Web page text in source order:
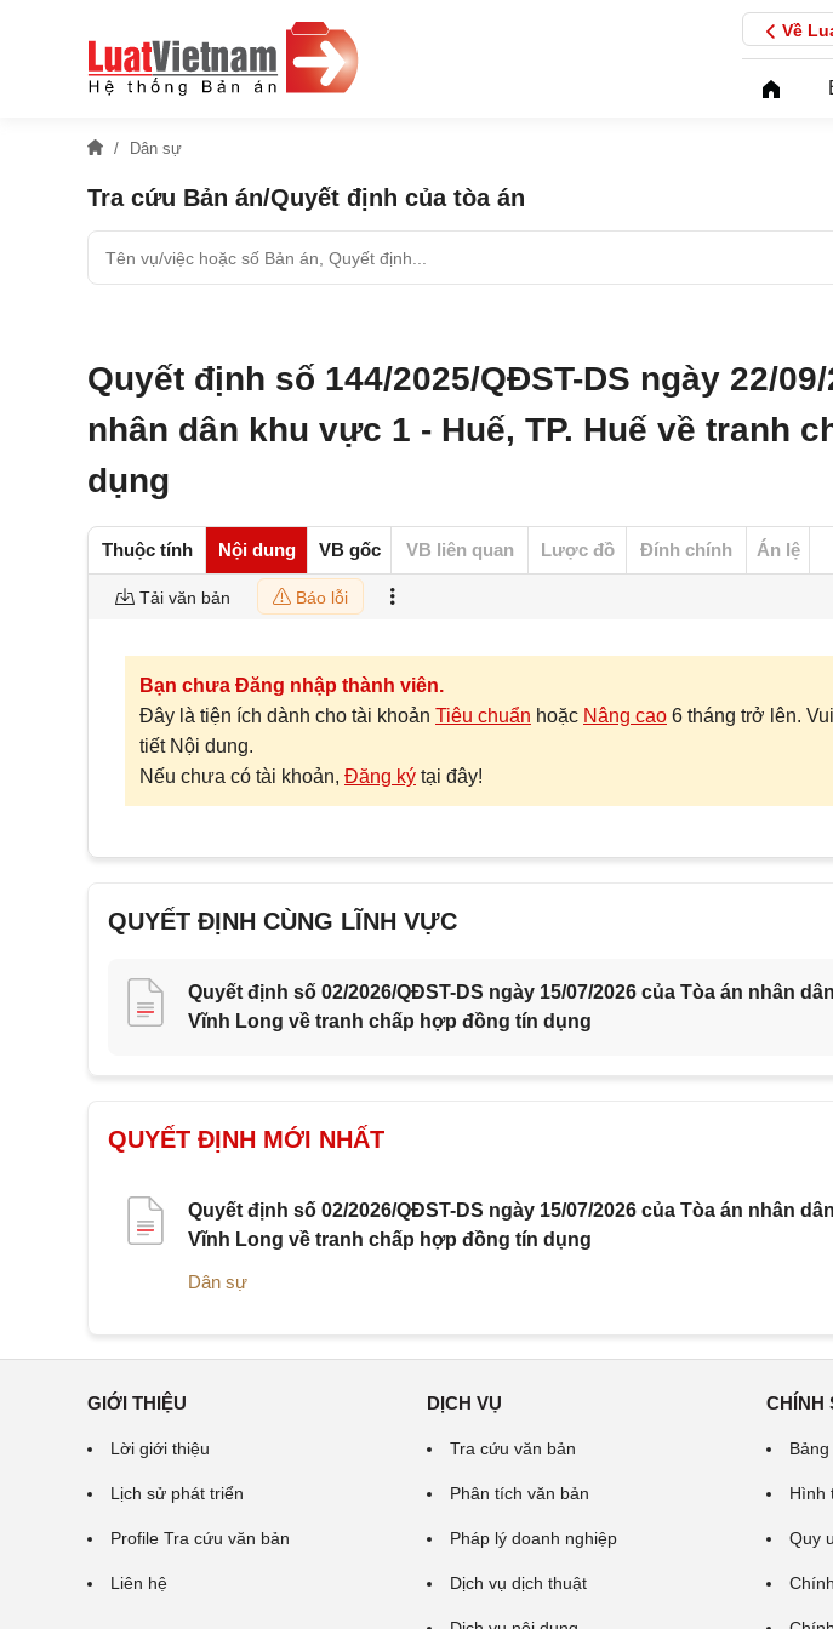
Về
Dân sự
Tra cứu Bản án/Quyết định của tòa án
Quyết định số 144/2025/QĐST-DS ngày 22/
nhân dân khu vực 1 - Huế, TP. Huế về tranh
dụng
Thuộc tính Nội dung VB gốc VB liên quan Lược đồ Đính chính Án lệ
Tải văn bản Báo lỗi
Bạn chưa Đăng nhập thành viên.
Đây là tiện ích dành cho tài khoản Tiêu chuẩn hoặc Nâng cao 6 tháng trở lên.
tiết Nội dung.
Nếu chưa có tài khoản, Đăng ký tại đây!
QUYẾT ĐỊNH CÙNG LĨNH VỰC
Quyết định số 02/2026/QĐST-DS ngày 15/07/2026 của Tòa án nhân
Vĩnh Long về tranh chấp hợp đồng tín dụng
QUYẾT ĐỊNH MỚI NHẤT
Quyết định số 02/2026/QĐST-DS ngày 15/07/2026 của Tòa án nhân
Vĩnh Long về tranh chấp hợp đồng tín dụng
Dân sự
GIỚI THIỆU
Lời giới thiệu
Lịch sử phát triển
Profile Tra cứu văn bản
Liên hệ
DỊCH VỤ
Tra cứu văn bản
Phân tích văn bản
Pháp lý doanh nghiệp
Dịch vụ dịch thuật
CHÍNH
Hình
Quy